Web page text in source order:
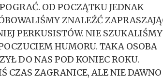
OD POCZĄTKU JEDNAK
ZNALEŹĆ
PERKUSISTÓW. NIE SZUKALIŚMY
HUMORU. TAKA OSOBA
DO NAS POD KONIEC ROKU.
CZAS ZAGRANICE, ALE NIE DAWNO